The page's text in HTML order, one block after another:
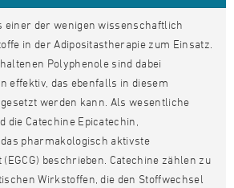
einer der wenigen wissenschaftlich
in der Adipositastherapie zum Einsatz.
Polyphenole sind dabei
effektiv, das ebenfalls in diesem
werden kann. Als wesentliche
die Catechine Epicatechin,
pharmakologisch aktivste
beschrieben. Catechine zählen zu
Wirkstoffen, die den Stoffwechsel